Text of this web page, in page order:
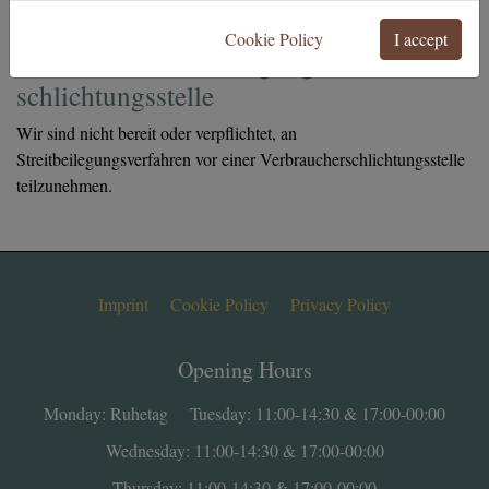
Unsere E-Mail-Adresse finden Sie oben im Impressum.
Verbraucher­streit­beilegung/Universal­
schlichtungs­stelle
Wir sind nicht bereit oder verpflichtet, an
Streitbeilegungsverfahren vor einer Verbraucherschlichtungsstelle
teilzunehmen.
Imprint Cookie Policy Privacy Policy
Opening Hours
Monday: Ruhetag
Tuesday: 11:00-14:30 & 17:00-00:00
Wednesday: 11:00-14:30 & 17:00-00:00
Cookie Policy I accept